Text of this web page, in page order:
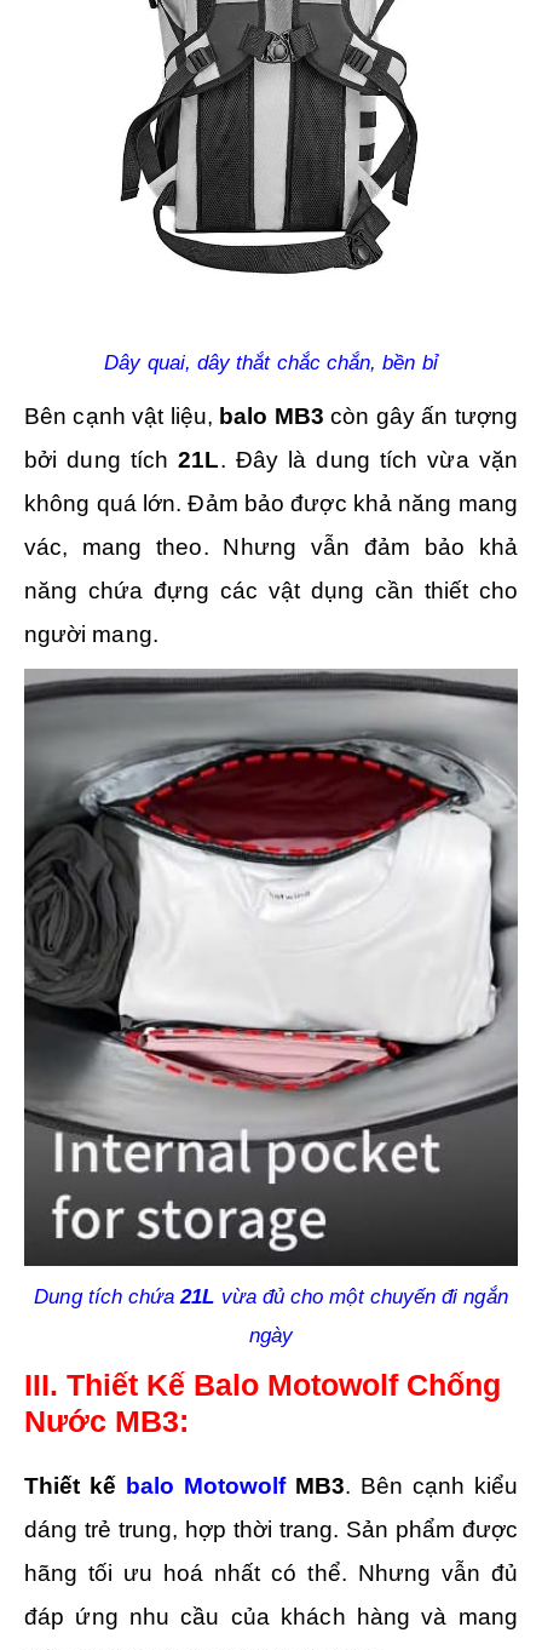
Dây quai, dây thắt chắc chắn, bền bỉ
Bên cạnh vật liệu, balo MB3 còn gây ấn tượng
bởi dung tích21L. Đây là dung tích vừa vặn
không quá lớn. Đảm bảo được khả năng mang
vác, mang theo. Nhưng vẫn đảm bảo khả
năng chứa đựng các vật dụng cần thiết cho
người mang.
Dung tích chứa21L vừa đủ cho một chuyến đi ngắn
ngày
III. Thiết Kế Balo Motowolf Chống
Nước MB3:
Thiết kế balo Motowolf MB3. Bên cạnh kiểu
dáng trẻ trung, hợp thời trang. Sản phẩm được
hãng tối ưu hoá nhất có thể. Nhưng vẫn đủ
đáp ứng nhu cầu của khách hàng và mang